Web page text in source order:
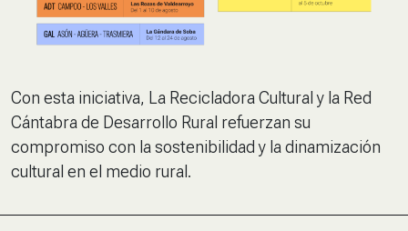
Con esta iniciativa, La Recicladora Cultural y la Red
Cántabra de Desarrollo Rural refuerzan su
compromiso con la sostenibilidad y la dinamización
cultural en el medio rural.